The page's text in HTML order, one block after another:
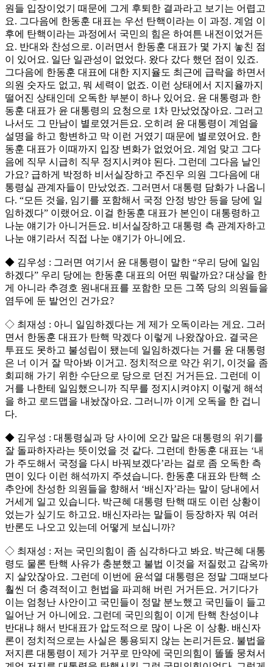
원들 입장이었기 때문에 그게 후퇴한 결과라고 보기는 어렵고
요. 그다음에 한동훈 대표는 우선 탄핵이라는 이 과정. 계엄 이
후에 탄핵이라는 과정에서 국민의 힘은 하여튼 내전이었거든
요. 반대와 찬성으로. 이러면서 한동훈 대표가 몇 가지 놓친 점
이 있어요. 일단 일관성이 없었다. 왔다 갔다 했던 점이 있죠.
그다음에 한동훈 대표에 대한 지지율도 최근에 급락을 하면서
의원 숫자도 없고, 뭐 세력이 없죠. 이런 상태에서 지지율까지
떨어진 상태인데 오독한 부분이 하나 있어요. 윤 대통령과 한
동훈 대표가 윤 대통령의 요청으로 1차 만났었잖아요. 그러고
나서도 그 만남이 별로였거든요. 오히려 윤 대통령이 계엄을
설명을 하고 항변하고 막 이런 거였기 때문에 별로였어요. 한
동훈 대표가 이때까지 입장 변화가 없었어요. 계엄 맞고 그다
음에 직무 시급히 직무 정지시켜야 된다. 그런데 그다음 날인
가요? 급하게 박정하 비서실장하고 주진우 의원 그다음에 대
통령실 관계자들이 만났었죠. 그러면서 대통령 담화가 나옵니
다. “모든 것을, 임기를 포함해서 국정 안정 방안 등을 당에 일
임하겠다” 이랬어요. 이걸 한동훈 대표가 본인이 대통령하고
나눈 얘기가 아니거든요. 비서실장하고 대통령 측 관계자하고
나눈 얘기라서 직접 나눈 얘기가 아니에요.
◆ 김우성 : 그러면 여기서 윤 대통령이 말한 “우리 당에 일임
하겠다” 우리 당에는 한동훈 대표의 어떤 뭐랄까요? 대상을 한
게 아니라 추경호 원내대표를 포함한 모든 그쪽 당의 의원들을
염두에 둔 발언인 건가요?
◇ 최재성 : 아니 일임하겠다는 게 제가 오독이라는 게요. 그러
면서 한동훈 대표가 탄핵 막겠다 이렇게 나왔잖아요. 결국은
투표도 못하고 불성립이 됐는데 일임하겠다는 거를 윤 대통령
은 너 이거 잘 막아봐 이거고. 정치적으로 약간 위기, 이것을 좀
회피해 가기 위한 수단으로 당으로 던진 거거든요. 그런데 이
거를 나한테 일임했으니까 직무를 정지시켜야지 이렇게 해석
을 하고 로드맵을 내놨잖아요. 그러니까 이게 오독을 한 겁니
다.
◆ 김우성 : 대통령실과 당 사이에 오간 말은 대통령의 위기를
잘 돌파하자라는 뜻이었을 것 같다. 그런데 한동훈 대표는 ‘내
가 주도해서 국정을 다시 바꿔보겠다’라는 걸로 좀 오독한 측
면이 있다 이런 해석까지 주셨습니다. 한동훈 대표와 탄핵 소
추안에 찬성한 의원들을 향해서 ‘배신자’라는 말이 당내에서
거세게 일고 있습니다. 박근혜 대통령 탄핵 때도 이런 상황이
었는가 싶기도 하고요. 배신자라는 말들이 등장하자 뭐 여러
반론도 나오고 있는데 어떻게 보십니까?
◇ 최재성 : 저는 국민의힘이 좀 심각하다고 봐요. 박근혜 대통
령도 물론 탄핵 사유가 충분했고 불법 이것을 저질렀고 감옥까
지 살았잖아요. 그런데 이번에 윤석열 대통령은 정말 그때보다
훨씬 더 충격적이고 헌법을 파괴해 버린 거거든요. 거기다가
이는 엄청난 사안이고 국민들이 정말 분노했고 국민들이 들고
일어난 거 아니에요. 그런데 국민의힘이 이게 탄핵 찬성이냐
반대냐 해서 반대표가 압도적으로 많이 나온 이 상황. 배신자
론이 정치적으로는 사실은 통용되지 않는 논리거든요. 불법을
저지른 대통령이 제가 거꾸로 만약에 국민의힘이 똘똘 뭉쳐서